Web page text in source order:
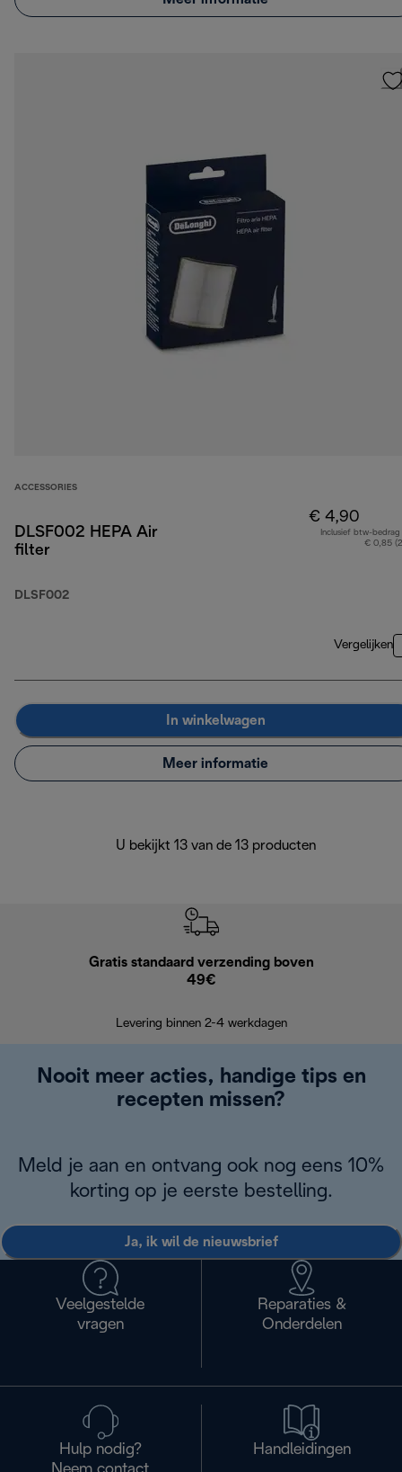
ACCESSORIES
DLSF002 HEPA Air
filter
DLSF002
€ 4,90
Inclusief btw-bedrag
€ 0,85
Vergelijken
In winkelwagen
Meer informatie
U bekijkt 13 van de 13 producten
Gratis standaard verzending boven
49€
Levering binnen 2-4 werkdagen
Nooit meer acties, handige tips en
recepten missen?
Meld je aan en ontvang ook nog eens 10%
korting op je eerste bestelling.
Ja, ik wil de nieuwsbrief
Veelgestelde
vragen
Reparaties &
Onderdelen
Hulp nodig?
Handleidingen